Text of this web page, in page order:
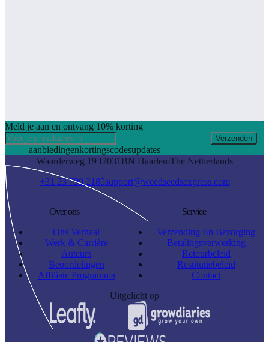
Meld je aan en ontvang 10% korting
Verzenden
aanbiedingenkortingscodesupdates
Waarderweg 19 I2031BN HaarlemThe Netherlands
+31 23 799 2185support@weedseedsexpress.com
Over ons
Ons Verhaal
Werk & Carrière
Auteurs
Beoordelingen
Affiliate Programma
Service
Verzending En Bezorging
Betalingsverwerking
Retourbeleid
Restitutiebeleid
Contact
Uitgelicht op